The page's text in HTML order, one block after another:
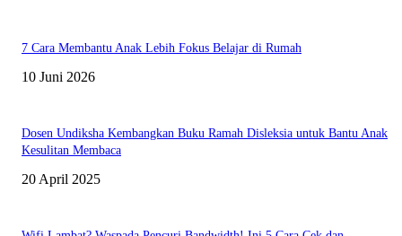
7 Cara Membantu Anak Lebih Fokus Belajar di Rumah
10 Juni 2026
Dosen Undiksha Kembangkan Buku Ramah Disleksia untuk Bantu Anak
Kesulitan Membaca
20 April 2025